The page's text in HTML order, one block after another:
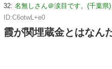
32: 名無しさん＠涙目です。(千葉県)
ID:C6otwL+e0
霞が関埋蔵金とはなん